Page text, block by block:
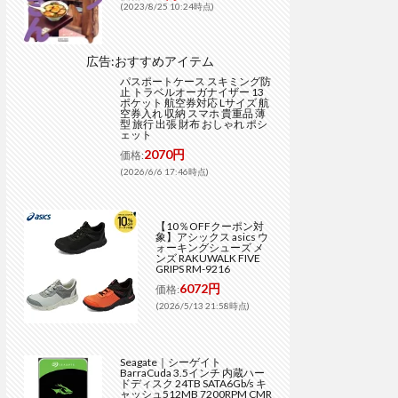
(2023/8/25 10:24時点)
広告:おすすめアイテム
パスポートケース スキミング防
止 トラベルオーガナイザー 13
ポケット 航空券対応 Lサイズ 航
空券入れ 収納 スマホ 貴重品 薄
型 旅行 出張 財布 おしゃれ ポシ
ェット
価格:2070円
(2026/6/6 17:46時点)
【10％OFFクーポン対
象】アシックス asics ウ
ォーキングシューズ メ
ンズ RAKUWALK FIVE
GRIPS RM-9216
価格:6072円
(2026/5/13 21:58時点)
Seagate｜シーゲイト
BarraCuda 3.5インチ 内蔵ハー
ドディスク 24TB SATA6Gb/s キ
ャッシュ512MB 7200RPM CMR